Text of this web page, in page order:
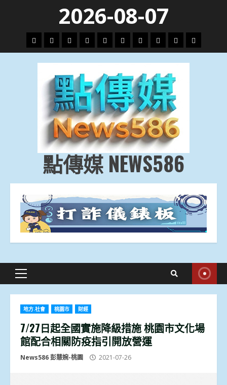
content
2026-08-07
頭
條
財
經
地
方.
會
文
教.
技
專
題
娛
樂
劇
政
治
國
際
運
動
生
活
點傳媒 NEWS586
Primary
地方.社會 桃園市 財經
7/27日起全國實施降級措施 桃園市文化場
館配合相關防疫指引開放營運
News586 彭慧婉-桃園 2021-07-26